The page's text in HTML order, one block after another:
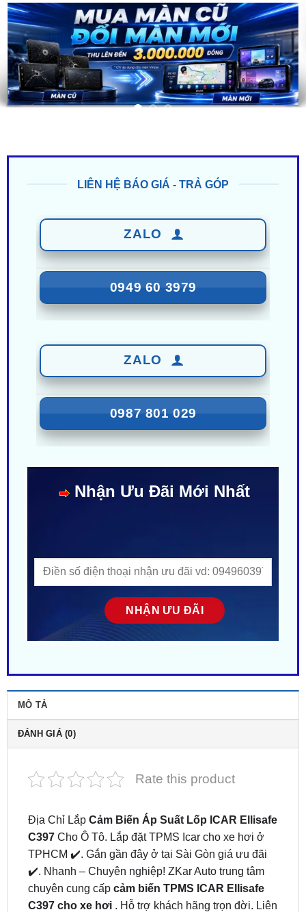
0949 60 3979
0987 801 029
ĐÁNH GIÁ (0)
Địa Chỉ Lắp
Cảm Biến Áp Suất Lốp ICAR Ellisafe
TPHCM ✔️. Gắn gần đây ở tại Sài Gòn giá ưu đãi
✔️. Nhanh – Chuyên nghiệp! ZKar Auto trung tâm
chuyên cung cấpcảm biến TPMS ICAR Ellisafe
C397 cho xe hơi. Hỗ trợ khách hãng trọn đời. Liên
hệ ngay0949.603.979 hoặc0987.801.029để được
hỗ trợ bởi đội ngũ kỹ thuật viên tận tâm.